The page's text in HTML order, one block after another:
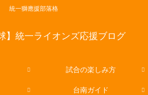
統一獅應援部落格
】統一ライオンズ応援ブログ
試合の楽しみ方
台南ガイド